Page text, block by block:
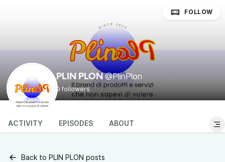
PLIN PLON @PlinPlon
9 followers
FOLLOW
ACTIVITY EPISODES ABOUT
Back to PLIN PLON posts